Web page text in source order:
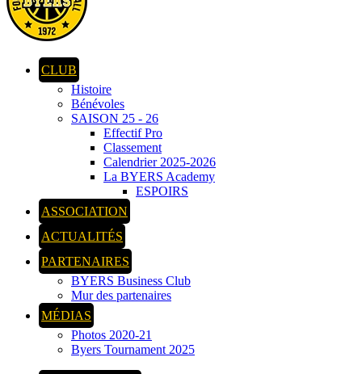
CLUB
Histoire
Bénévoles
SAISON 25 - 26
Effectif Pro
Classement
Calendrier 2025-2026
La BYERS Academy
ESPOIRS
ASSOCIATION
ACTUALITÉS
PARTENAIRES
BYERS Business Club
Mur des partenaires
MÉDIAS
Photos 2020-21
Byers Tournament 2025